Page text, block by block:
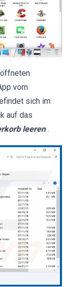
vom
sich im
auf das
leeren .